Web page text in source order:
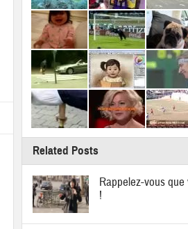
Related Posts
Rappelez-vous
!